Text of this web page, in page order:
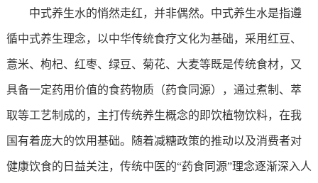
中式养生水的悄然走红，并非偶然。中式养生水是指遵
循中式养生理念，以中华传统食疗文化为基础，采用红豆、
薏米、枸杞、红枣、绿豆、菊花、大麦等既是传统食材，又
具备一定药用价值的食药物质（药食同源），通过煮制、萃
取等工艺制成的，主打传统养生概念的即饮植物饮料，在我
国有着庞大的饮用基础。随着减糖政策的推动以及消费者对
健康饮食的日益关注，传统中医的“药食同源”理念逐渐深入人